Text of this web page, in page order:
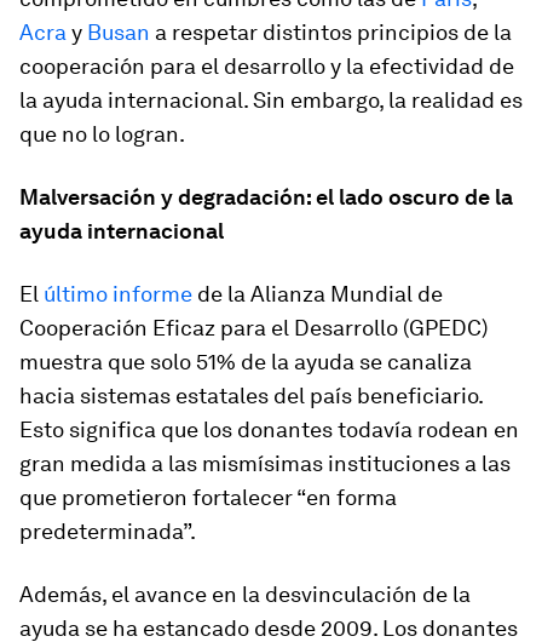
Acra y Busan a respetar distintos principios de la
cooperación para el desarrollo y la efectividad de
la ayuda internacional. Sin embargo, la realidad es
que no lo logran.
Malversación y degradación: el lado oscuro de la
ayuda internacional
El último informe de la Alianza Mundial de
Cooperación Eficaz para el Desarrollo (GPEDC)
muestra que solo 51% de la ayuda se canaliza
hacia sistemas estatales del país beneficiario.
Esto significa que los donantes todavía rodean en
gran medida a las mismísimas instituciones a las
que prometieron fortalecer “en forma
predeterminada”.
Además, el avance en la desvinculación de la
ayuda se ha estancado desde 2009. Los donantes